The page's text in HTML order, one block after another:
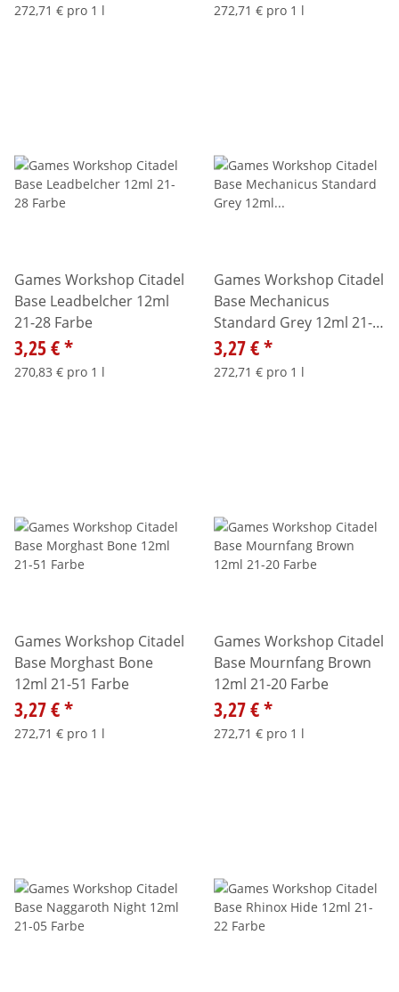
272,71 € pro 1 l 272,71 € pro 1 l
Games Workshop Citadel
Base Leadbelcher 12ml
21-28 Farbe
3,25 €*
270,83 € pro 1 l
Games Workshop Citadel
Base Mechanicus
Standard Grey 12ml 21-
24 Farbe
3,27 €*
272,71 € pro 1 l
Games Workshop Citadel
Base Morghast Bone
12ml 21-51 Farbe
3,27 €*
272,71 € pro 1 l
Games Workshop Citadel
Base Mournfang Brown
12ml 21-20 Farbe
3,27 €*
272,71 € pro 1 l